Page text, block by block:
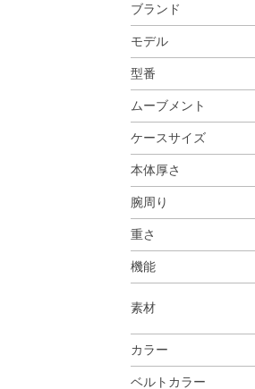
ブランド
モデル
型番
ムーブメント
ケースサイズ
本体厚さ
腕周り
重さ
機能
素材
カラー
ベルトカラー